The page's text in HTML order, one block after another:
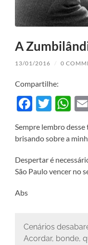
A
13/01/2016 / 0
Compartilhe:
Sempre lembro
brisando sobre a
Despertar é
São Paulo vencer no
Abs
Cenários
Acordar, bonde,